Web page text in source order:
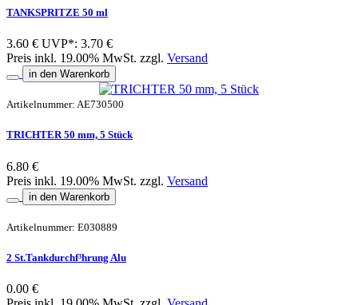
TANKSPRITZE 50 ml
3.60 € UVP*: 3.70 €
Preis inkl. 19.00% MwSt. zzgl. Versand
in den Warenkorb
Artikelnummer: AE730500
TRICHTER 50 mm, 5 Stück
6.80 €
Preis inkl. 19.00% MwSt. zzgl. Versand
in den Warenkorb
Artikelnummer: E030889
2 St.Tankdurchf³hrung Alu
0.00 €